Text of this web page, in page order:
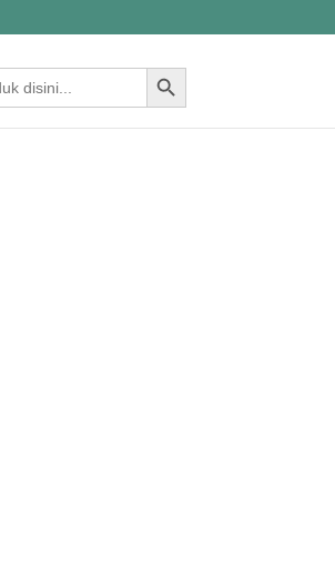
Search Button